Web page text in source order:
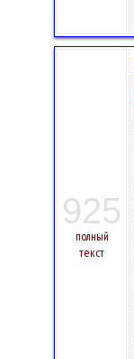
925
полный
текст